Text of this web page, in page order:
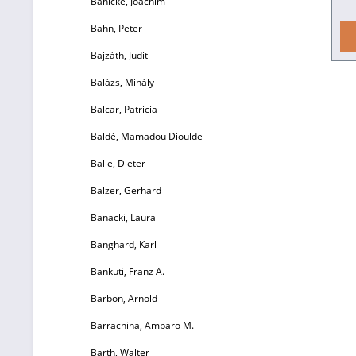
Bahn, Peter
Bajzáth, Judit
Balázs, Mihály
Balcar, Patricia
Baldé, Mamadou Dioulde
Balle, Dieter
Balzer, Gerhard
Banacki, Laura
Banghard, Karl
Bankuti, Franz A.
Barbon, Arnold
Barrachina, Amparo M.
Barth, Walter